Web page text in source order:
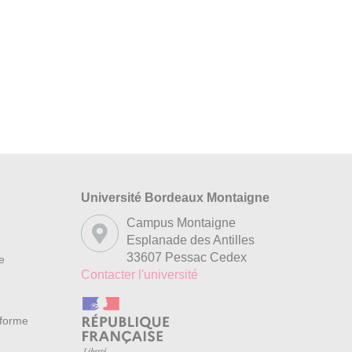
Université Bordeaux Montaigne
Campus Montaigne
Esplanade des Antilles
33607 Pessac Cedex
Contacter l'université